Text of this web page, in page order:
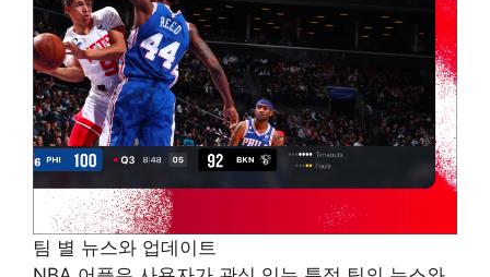
팀 별 뉴스와 업데이트